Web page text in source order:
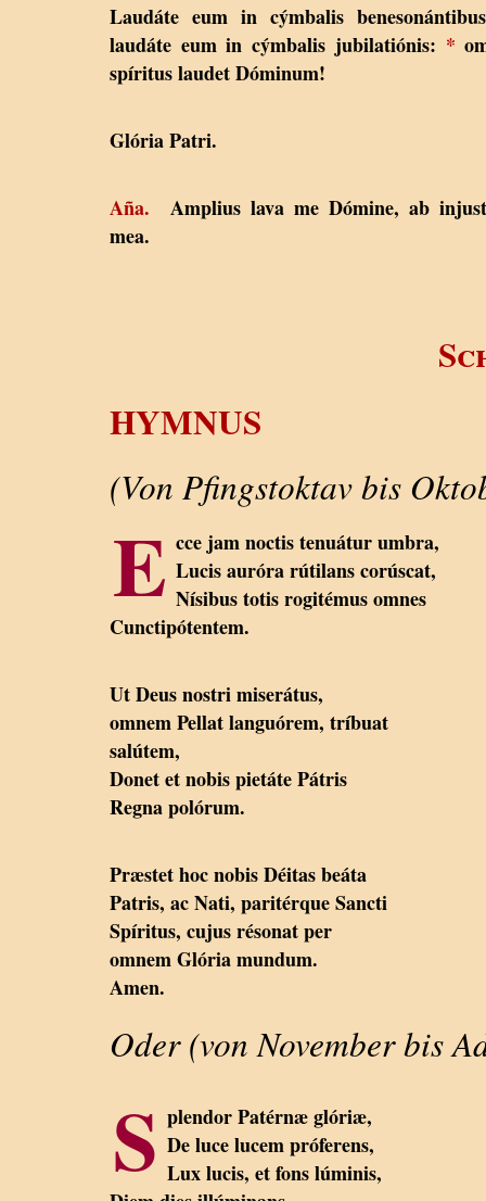
Laudáte eum in cýmbalis
laudáte eum in cýmbalis jubilatiónis: *
spíritus laudet Dóminum!
Glória Patri.
Aña.
Amplius lava me Dómine, ab
mea.
HYMNUS
(Von Pfingstoktav bis
E cce jam noctis tenuátur umbra,
Lucis auróra rútilans corúscat,
Nísibus totis rogitémus omnes
Cunctipótentem.
Ut Deus nostri miserátus,
omnem Pellat languórem, tríbuat
salútem,
Donet et nobis pietáte Pátris
Regna polórum.
Præstet hoc nobis Déitas beáta
Patris, ac Nati, paritérque Sancti
Spíritus, cujus résonat per
omnem Glória mundum.
Amen.
Oder (von November bis
S plendor Patérnæ glóriæ,
De luce lucem próferens,
Lux lucis, et fons lúminis,